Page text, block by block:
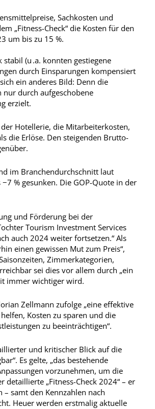
Sachkosten und
„Fitness-Check“ die Kosten für den
um bis zu 15 %.
(u .a. konnten gestiegene
durch Einsparungen kompensiert
ein anderes Bild: Denn die
durch aufgeschobene
erzielt.
Hotellerie, die Mitarbeiterkosten,
die Erlöse. Den steigenden Brutto­
im Branchendurchschnitt laut
% gesunken. Die GOP-Quote in der
und Förderung bei der
Tourism Investment Services
auch 2024 weiter fortsetzen.“ Als
einen gewissen Mut zum Preis“,
Zimmerkategorien,
sei dies vor allem durch „ein
immer wichtiger wird.
Zellmann zufolge „eine effektive
Kosten zu sparen und die
zu beeinträchtigen“.
und kritischer Blick auf die
Es gelte, „das bestehende
vorzunehmen, um die
„Fitness-­Check 2024“ – er
samt den Kennzahlen nach
Heuer werden erstmalig aktuelle